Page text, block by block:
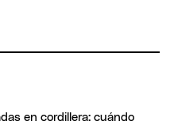
en cordillera: cuándo